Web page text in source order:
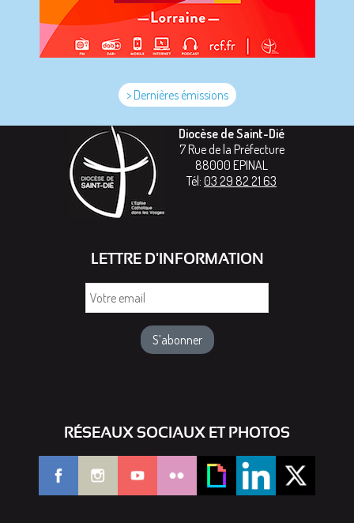
> Dernières émissions
Diocèse de Saint-Dié
7 Rue de la Préfecture
88000 EPINAL
Tél: 03 29 82 21 63
LETTRE D'INFORMATION
RÉSEAUX SOCIAUX ET PHOTOS